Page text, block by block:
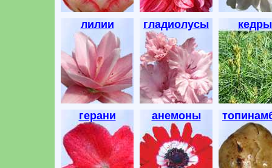
лилии гладиолусы кедры
герани анемоны